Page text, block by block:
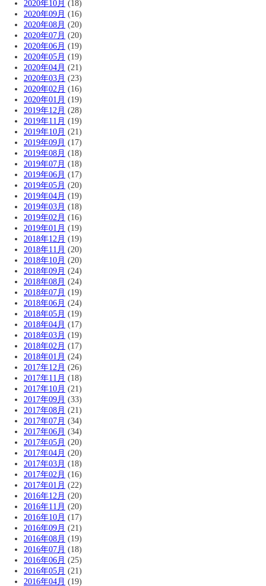
2020年10月 (18)
2020年09月 (16)
2020年08月 (20)
2020年07月 (20)
2020年06月 (19)
2020年05月 (19)
2020年04月 (21)
2020年03月 (23)
2020年02月 (16)
2020年01月 (19)
2019年12月 (28)
2019年11月 (19)
2019年10月 (21)
2019年09月 (17)
2019年08月 (18)
2019年07月 (18)
2019年06月 (17)
2019年05月 (20)
2019年04月 (19)
2019年03月 (18)
2019年02月 (16)
2019年01月 (19)
2018年12月 (19)
2018年11月 (20)
2018年10月 (20)
2018年09月 (24)
2018年08月 (24)
2018年07月 (19)
2018年06月 (24)
2018年05月 (19)
2018年04月 (17)
2018年03月 (19)
2018年02月 (17)
2018年01月 (24)
2017年12月 (26)
2017年11月 (18)
2017年10月 (21)
2017年09月 (33)
2017年08月 (21)
2017年07月 (34)
2017年06月 (34)
2017年05月 (20)
2017年04月 (20)
2017年03月 (18)
2017年02月 (16)
2017年01月 (22)
2016年12月 (20)
2016年11月 (20)
2016年10月 (17)
2016年09月 (21)
2016年08月 (19)
2016年07月 (18)
2016年06月 (25)
2016年05月 (21)
2016年04月 (19)